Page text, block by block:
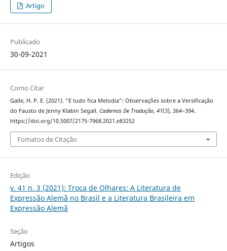
Artigo
Publicado
30-09-2021
Como Citar
Galle, H. P. E. (2021). “E tudo fica Melodia”: Observações sobre a Versificação
do Fausto de Jenny Klabin Segall. Cadernos De Tradução, 41(3), 364–394.
https://doi.org/10.5007/2175-7968.2021.e83252
Fomatos de Citação
Edição
v. 41 n. 3 (2021): Troca de Olhares: A Literatura de
Expressão Alemã no Brasil e a Literatura Brasileira em
Expressão Alemã
Seção
Artigos